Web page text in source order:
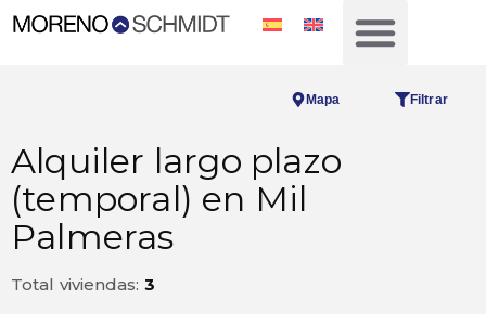
Mapa Filtrar
Alquiler largo plazo
(temporal) en Mil
Palmeras
Total viviendas: 3